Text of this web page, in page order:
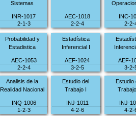
Sistemas
INR-1017
2-1-3
AEC-1018
2-2-4
INC-
2-2-
Probabilidad y
Estadistica
AEC-1053
2-2-4
Estadística
Inferencial I
AEF-1024
3-2-5
AEF-
3-2-
Analisis de la
Realidad Nacional
INQ-1006
1-2-3
Estudio del
Trabajo I
INJ-1011
4-2-6
Estudio
INJ-
4-2-